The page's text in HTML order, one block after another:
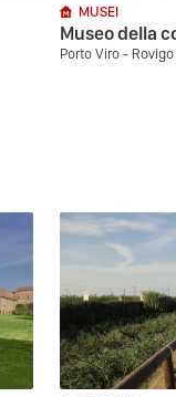
MUSEI
Museo della
Porto Viro - Rovigo